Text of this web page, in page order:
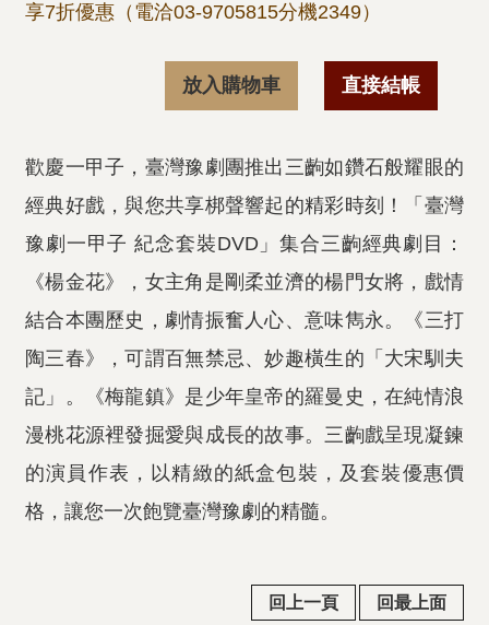
享7折優惠（電洽03-9705815分機2349）
放入購物車 直接結帳
歡慶一甲子，臺灣豫劇團推出三齣如鑽石般耀眼的
經典好戲，與您共享梆聲響起的精彩時刻！「臺灣
豫劇一甲子 紀念套裝DVD」集合三齣經典劇目：
《楊金花》，女主角是剛柔並濟的楊門女將，戲情
結合本團歷史，劇情振奮人心、意味雋永。《三打
陶三春》，可謂百無禁忌、妙趣橫生的「大宋馴夫
記」。《梅龍鎮》是少年皇帝的羅曼史，在純情浪
漫桃花源裡發掘愛與成長的故事。三齣戲呈現凝鍊
的演員作表，以精緻的紙盒包裝，及套裝優惠價
格，讓您一次飽覽臺灣豫劇的精髓。
回上一頁 回最上面